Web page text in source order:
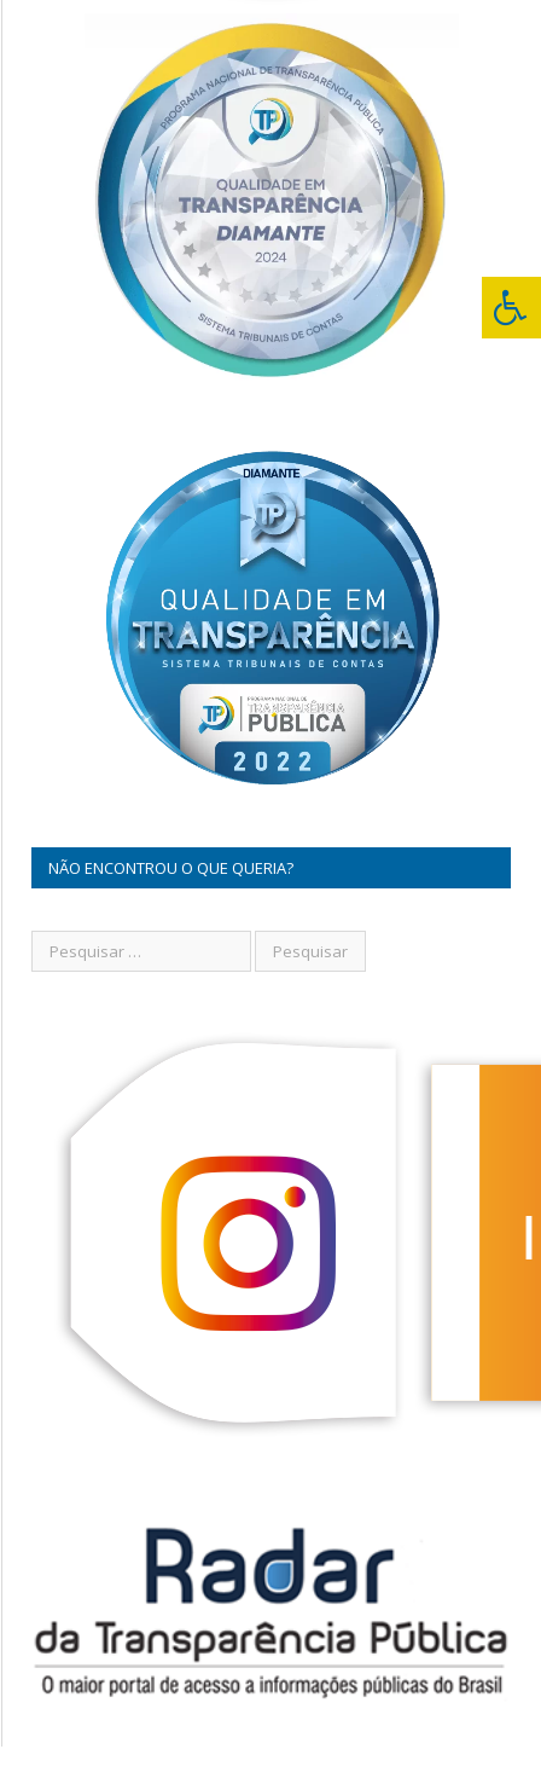
NÃO ENCONTROU O QUE QUERIA?